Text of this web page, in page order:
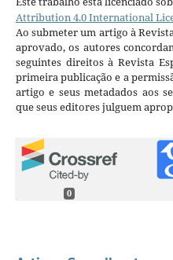
Attribution 4.0 International
Ao submeter um artigo à
aprovado, os autores
seguintes direitos à Revista
primeira publicação e a
artigo e seus metadados aos
que seus editores julguem
0